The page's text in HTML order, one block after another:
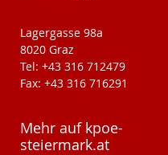
KPÖ-Steiermark
Lagergasse 98a
8020 Graz
Tel: +43 316 712479
Fax: +43 316 716291
Mehr auf kpoe-
steiermark.at